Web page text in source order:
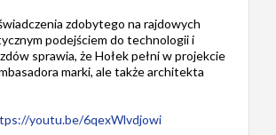
zdobytego na rajdowych
podejściem do technologii i
sprawia, że Hołek pełni w projekcie
marki, ale także architekta
youtu.be/6qexWlvdjowi